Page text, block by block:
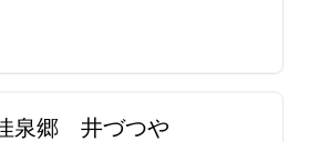
泉郷 井づつや